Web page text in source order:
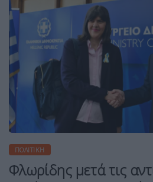
ΠΟΛΙΤΙΚΉ
Φλωρίδης μετά τις